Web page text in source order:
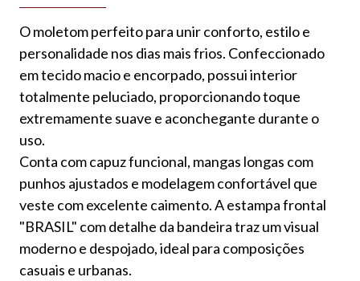
O moletom perfeito para unir conforto, estilo e
personalidade nos dias mais frios. Confeccionado
em tecido macio e encorpado, possui interior
totalmente peluciado, proporcionando toque
extremamente suave e aconchegante durante o
uso.
Conta com capuz funcional, mangas longas com
punhos ajustados e modelagem confortável que
veste com excelente caimento. A estampa frontal
"BRASIL" com detalhe da bandeira traz um visual
moderno e despojado, ideal para composições
casuais e urbanas.